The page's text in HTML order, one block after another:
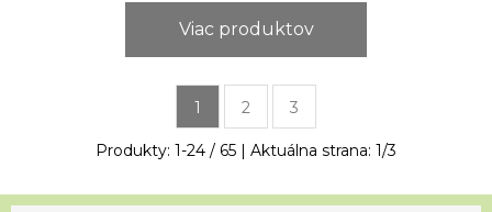
Viac produktov
1 2 3
Produkty: 1-24 / 65 | Aktuálna strana: 1/3